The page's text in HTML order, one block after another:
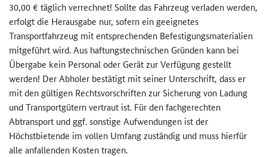
30,00 € täglich verrechnet! Sollte das Fahrzeug verladen werden,
erfolgt die Herausgabe nur, sofern ein geeignetes
Transportfahrzeug mit entsprechenden Befestigungsmaterialien
mitgeführt wird. Aus haftungstechnischen Gründen kann bei
Übergabe kein Personal oder Gerät zur Verfügung gestellt
werden! Der Abholer bestätigt mit seiner Unterschrift, dass er
mit den gültigen Rechtsvorschriften zur Sicherung von Ladung
und Transportgütern vertraut ist. Für den fachgerechten
Abtransport und ggf. sonstige Aufwendungen ist der
Höchstbietende im vollen Umfang zuständig und muss hierfür
alle anfallenden Kosten tragen.